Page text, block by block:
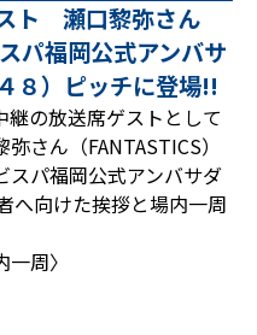
ト 瀬口黎弥さん
パ福岡公式アンバサ
８）ピッチに登場!!
継の放送席ゲストとして
さん（FANTASTICS）
スパ福岡公式アンバサダ
へ向けた挨拶と場内一周
周〉